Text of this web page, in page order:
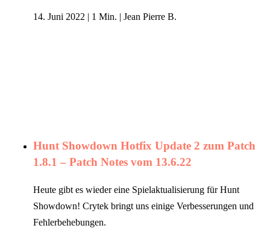
14. Juni 2022 | 1 Min. | Jean Pierre B.
Hunt Showdown Hotfix Update 2 zum Patch
1.8.1 – Patch Notes vom 13.6.22
Heute gibt es wieder eine Spielaktualisierung für Hunt
Showdown! Crytek bringt uns einige Verbesserungen und
Fehlerbehebungen.